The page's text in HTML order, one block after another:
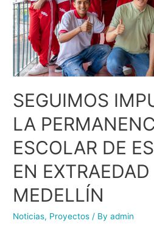
SEGUIMOS
LA
ESCOLAR DE
EN EXTRAEDAD
MEDELLÍN
Noticias, Proyectos / Byadmin